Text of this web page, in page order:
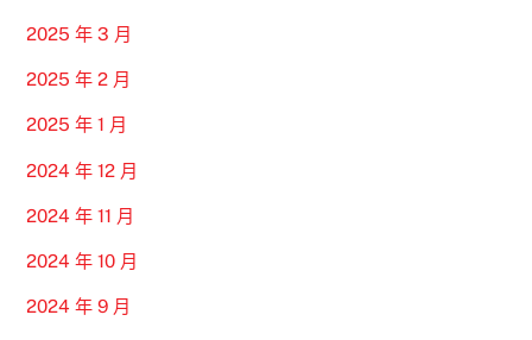
2025 年 3 月
2025 年 2 月
2025 年 1 月
2024 年 12 月
2024 年 11 月
2024 年 10 月
2024 年 9 月